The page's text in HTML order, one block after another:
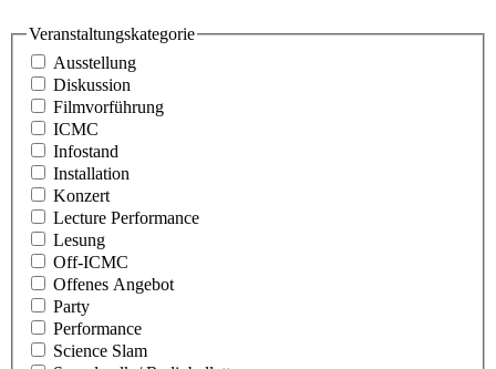
Veranstaltungskategorie
Ausstellung
Diskussion
Filmvorführung
ICMC
Infostand
Installation
Konzert
Lecture Performance
Lesung
Off-ICMC
Offenes Angebot
Party
Performance
Science Slam